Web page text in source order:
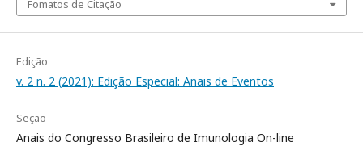
Fomatos de Citação
Edição
v. 2 n. 2 (2021): Edição Especial: Anais de Eventos
Seção
Anais do Congresso Brasileiro de Imunologia On-line